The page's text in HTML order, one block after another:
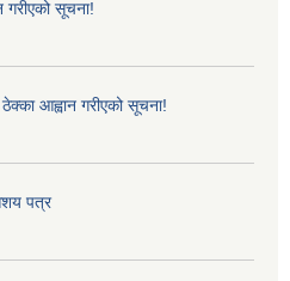
गरीएको सूचना!
आह्वान गरीएको सूचना!
पत्र